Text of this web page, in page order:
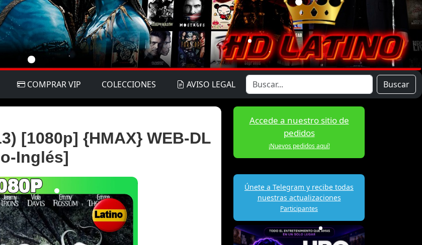
COMPRAR VIP COLECCIONES AVISO LEGAL Buscar
[1080p] {HMAX} WEB-DL
Inglés]
Accede a nuestro sitio de
pedidos
¡Nuevos pedidos aquí!
Únete a Telegram y recibe todas
nuestras actualizaciones
Participantes